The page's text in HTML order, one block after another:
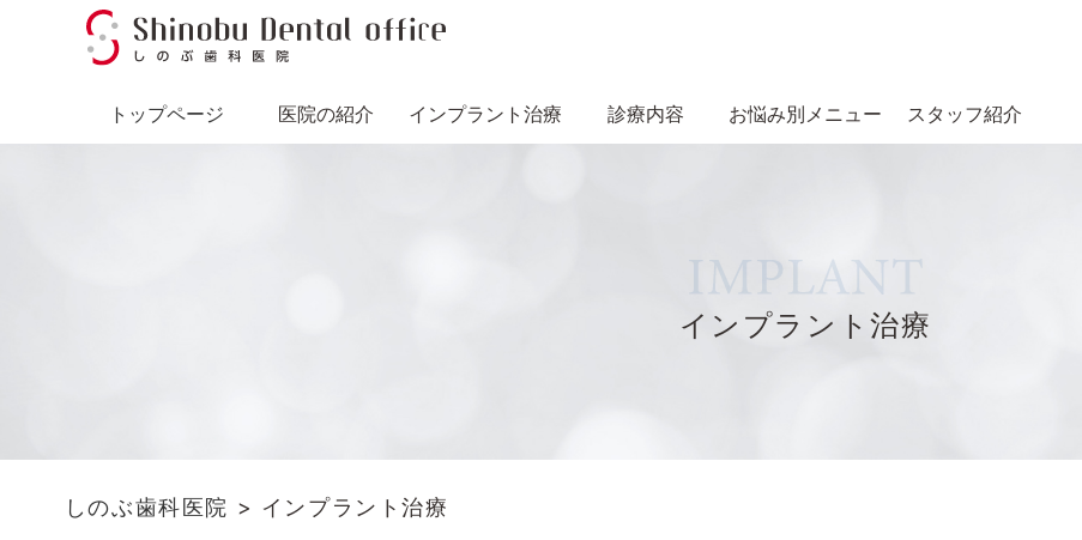
トップページ 医院の紹介 インプラント治療 診療内容 お悩み別メニュー スタッフ紹介
インプラント治療
しのぶ歯科医院 > インプラント治療